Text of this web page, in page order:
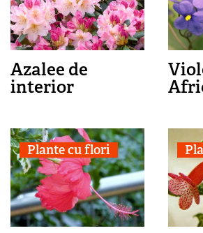
Azalee de
interior
Plante cu flori